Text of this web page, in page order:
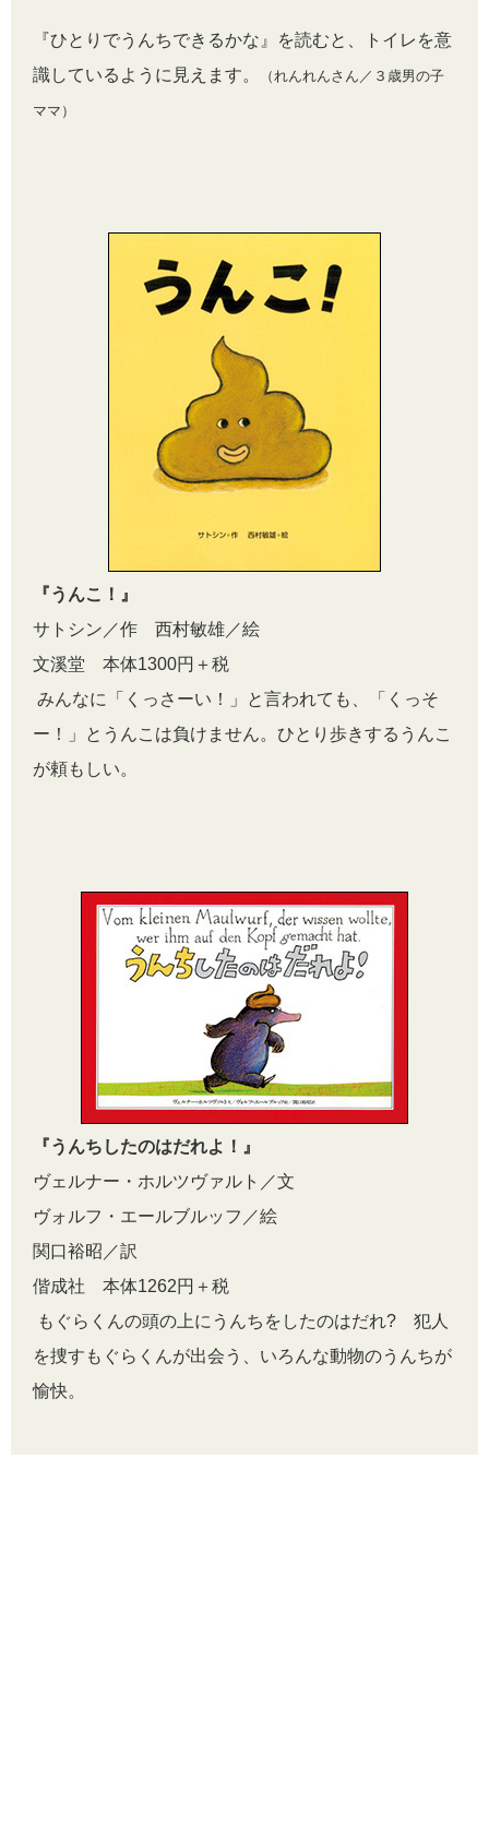
『ひとりでうんちできるかな』を読むと、トイレを意
識しているように見えます。
（れんれんさん／３歳男の子
ママ）
『うんこ！』
サトシン／作 西村敏雄／絵
文溪堂 本体1300円＋税
みんなに「くっさーい！」と言われても、「くっそ
ー！」とうんこは負けません。ひとり歩きするうんこ
が頼もしい。
『うんちしたのはだれよ！』
ヴェルナー・ホルツヴァルト／文
ヴォルフ・エールブルッフ／絵
関口裕昭／訳
偕成社 本体1262円＋税
もぐらくんの頭の上にうんちをしたのはだれ? 犯人
を捜すもぐらくんが出会う、いろんな動物のうんちが
愉快。